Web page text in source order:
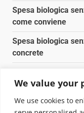
We value your
We use cookies to
Spesa biologica
come conviene
Spesa biologica
concrete
Pulizia naturale
sostituiscono 10